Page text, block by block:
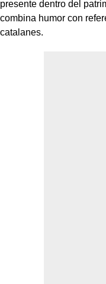
presente dentro del
combina humor con
catalanes.